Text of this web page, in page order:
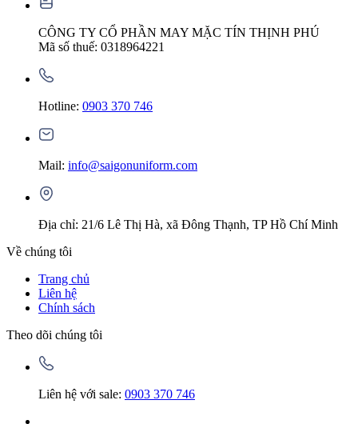
CÔNG TY CỔ PHẦN MAY MẶC TÍN THỊNH PHÚ
Mã số thuế: 0318964221
Hotline: 0903 370 746
Mail: info@saigonuniform.com
Địa chỉ: 21/6 Lê Thị Hà, xã Đông Thạnh, TP Hồ Chí Minh
Về chúng tôi
Trang chủ
Liên hệ
Chính sách
Theo dõi chúng tôi
Liên hệ với sale: 0903 370 746